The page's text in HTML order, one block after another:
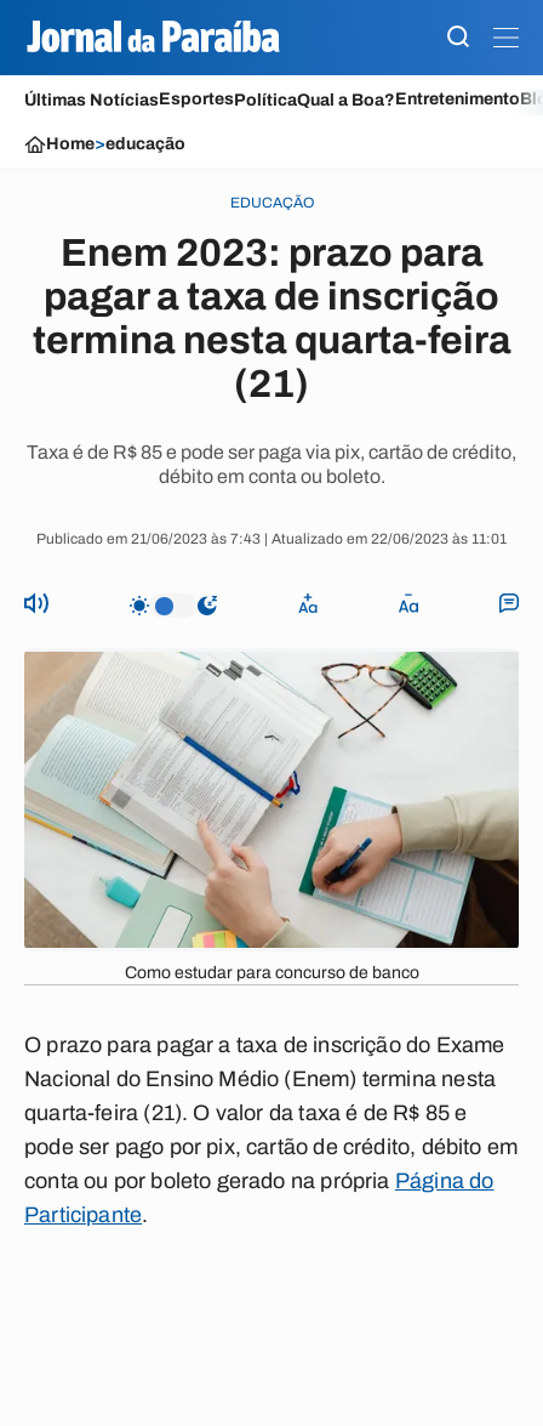
Últimas NotíciasEsportesPolíticaQual a Boa?Entretenimento
Home>educação
EDUCAÇÃO
Enem 2023: prazo para
pagar a taxa de inscrição
termina nesta quarta-feira
(21)
Taxa é de R$ 85 e pode ser paga via pix, cartão de crédito,
débito em conta ou boleto.
Publicado em 21/06/2023 às 7:43 | Atualizado em 22/06/2023 às 11:01
Como estudar para concurso de banco
O prazo para pagar a taxa de inscrição do Exame
Nacional do Ensino Médio (Enem) termina nesta
quarta-feira (21). O valor da taxa é de R$ 85 e
pode ser pago por pix, cartão de crédito, débito em
conta ou por boleto gerado na própria Página do
Participante.